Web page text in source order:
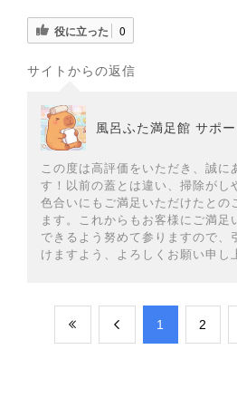
役に立った 0
サイトからの返信
風呂ふた満足館 サポ
この度は高評価をいただき、誠に
す！以前の蓋とは違い、掃除がし
色合いにもご満足いただけたとの
ます。これからもお客様にご満足
できるよう努めて参りますので、
けますよう、よろしくお願い申し
​1 ​2